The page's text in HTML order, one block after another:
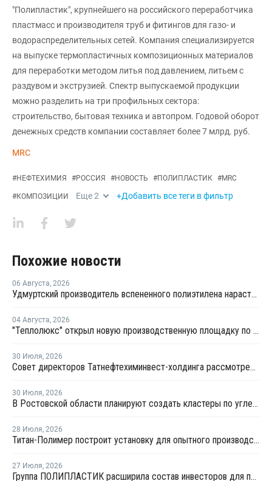
"Полипластик", крупнейшего на российского переработчика
пластмасс и производителя труб и фитингов для газо- и
водораспределительных сетей. Компания специализируется
на выпуске термопластичных композиционных материалов
для переработки методом литья под давлением, литьем с
раздувом и экструзией. Спектр выпускаемой продукции
можно разделить на три профильных сектора:
строительство, бытовая техника и автопром. Годовой оборот
денежных средств компании составляет более 7 млрд. руб.
MRC
#НЕФТЕХИМИЯ #РОССИЯ #НОВОСТЬ #ПОЛИПЛАСТИК #MRC
#КОМПОЗИЦИИ Еще2 +Добавить все теги в фильтр
Похожие новости
06 Августа, 2026
Удмуртский производитель вспененного полиэтилена нарастит выпуск на 15%
04 Августа, 2026
"Теплолюкс" открыл новую производственную площадку по выпуску инженерных систем
30 Июля, 2026
Совет директоров Татнефтехиминвест-холдинга рассмотрел инновационные решения для разных сфер экономики
30 Июля, 2026
В Ростовской области планируют создать кластеры по углехимии и переработке полимеров
28 Июля, 2026
Титан-Полимер построит установку для опытного производства ПБТ
27 Июля, 2026
Группа ПОЛИПЛАСТИК расширила состав инвесторов для привлечения капитала